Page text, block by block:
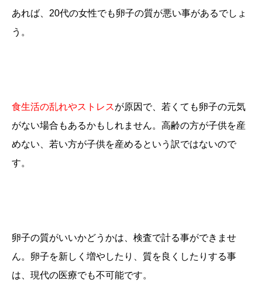
あれば、 20代の女性でも卵子の質が悪い事があるでしょ
う。
食生活の乱れやストレスが原因で、若くても卵子の元気
がない場合もあるかもしれません。高齢の方が子供を産
めない、若い方が子供を産めるという訳ではないので
す。
卵子の質がいいかどうかは、検査で計る事ができませ
ん。卵子を新しく増やしたり、質を良くしたりする事
は、現代の医療でも不可能です。